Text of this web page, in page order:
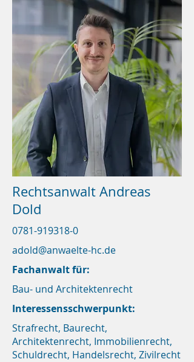
Rechtsanwalt Andreas
Dold
0781-919318-0
adold@anwaelte-hc.de
Fachanwalt für:
Bau- und Architektenrecht
Interessensschwerpunkt:
Strafrecht, Baurecht,
Architektenrecht, Immobilienrecht,
Schuldrecht, Handelsrecht, Zivilrecht